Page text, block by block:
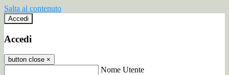
Salta al contenuto
Accedi
Accedi
button close ×
Nome Utente